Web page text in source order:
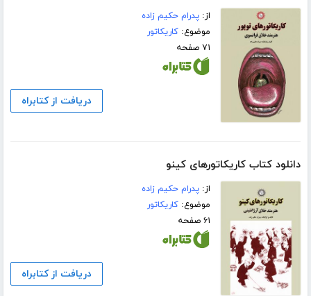
از:پدرام حکیم زاده
موضوع:کاریکاتور
۷۱ صفحه
دریافت از کتابراه
دانلود کتاب کاریکاتورهای کینو
از:پدرام حکیم زاده
موضوع:کاریکاتور
۶۱ صفحه
دریافت از کتابراه